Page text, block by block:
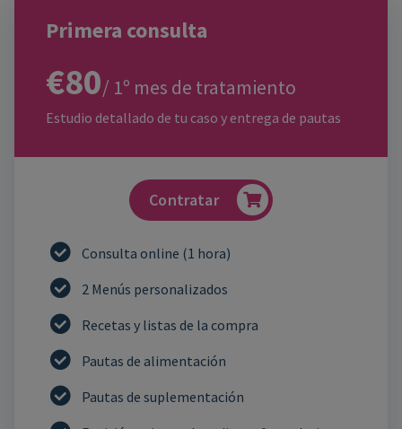
Primera consulta
€80/ 1º mes de tratamiento
Estudio detallado de tu caso y entrega de pautas
Contratar
Consulta online (1 hora)
2 Menús personalizados
Recetas y listas de la compra
Pautas de alimentación
Pautas de suplementación